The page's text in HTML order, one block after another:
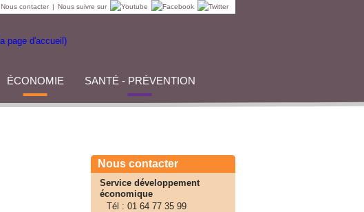
Nous contacter | Nous suivre sur
ÉCONOMIE SANTÉ - PRÉVENTION
Nous contacter
Service développement
économique
Tél : 01 64 77 35 99